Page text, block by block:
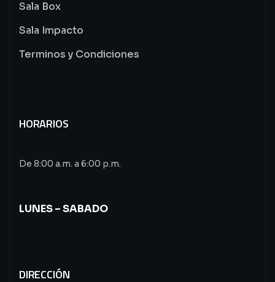
Sala Box
Sala Impacto
Terminos y Condiciones
HORARIOS
De 8:00 a.m. a 6:00 p.m.
LUNES – SABADO
DIRECCIÓN